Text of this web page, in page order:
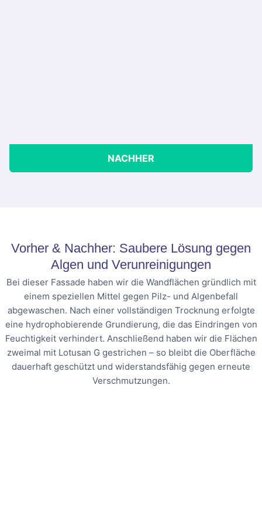
NACHHER
Vorher & Nachher: Saubere Lösung gegen
Algen und Verunreinigungen
Bei dieser Fassade haben wir die Wandflächen gründlich mit
einem speziellen Mittel gegen Pilz- und Algenbefall
abgewaschen. Nach einer vollständigen Trocknung erfolgte
eine hydrophobierende Grundierung, die das Eindringen von
Feuchtigkeit verhindert. Anschließend haben wir die Flächen
zweimal mit Lotusan G gestrichen – so bleibt die Oberfläche
dauerhaft geschützt und widerstandsfähig gegen erneute
Verschmutzungen.